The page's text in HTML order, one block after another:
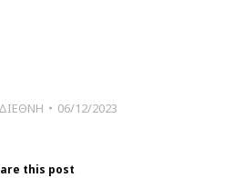
ΔΙΕΘΝΗ 06/12/2023
this post